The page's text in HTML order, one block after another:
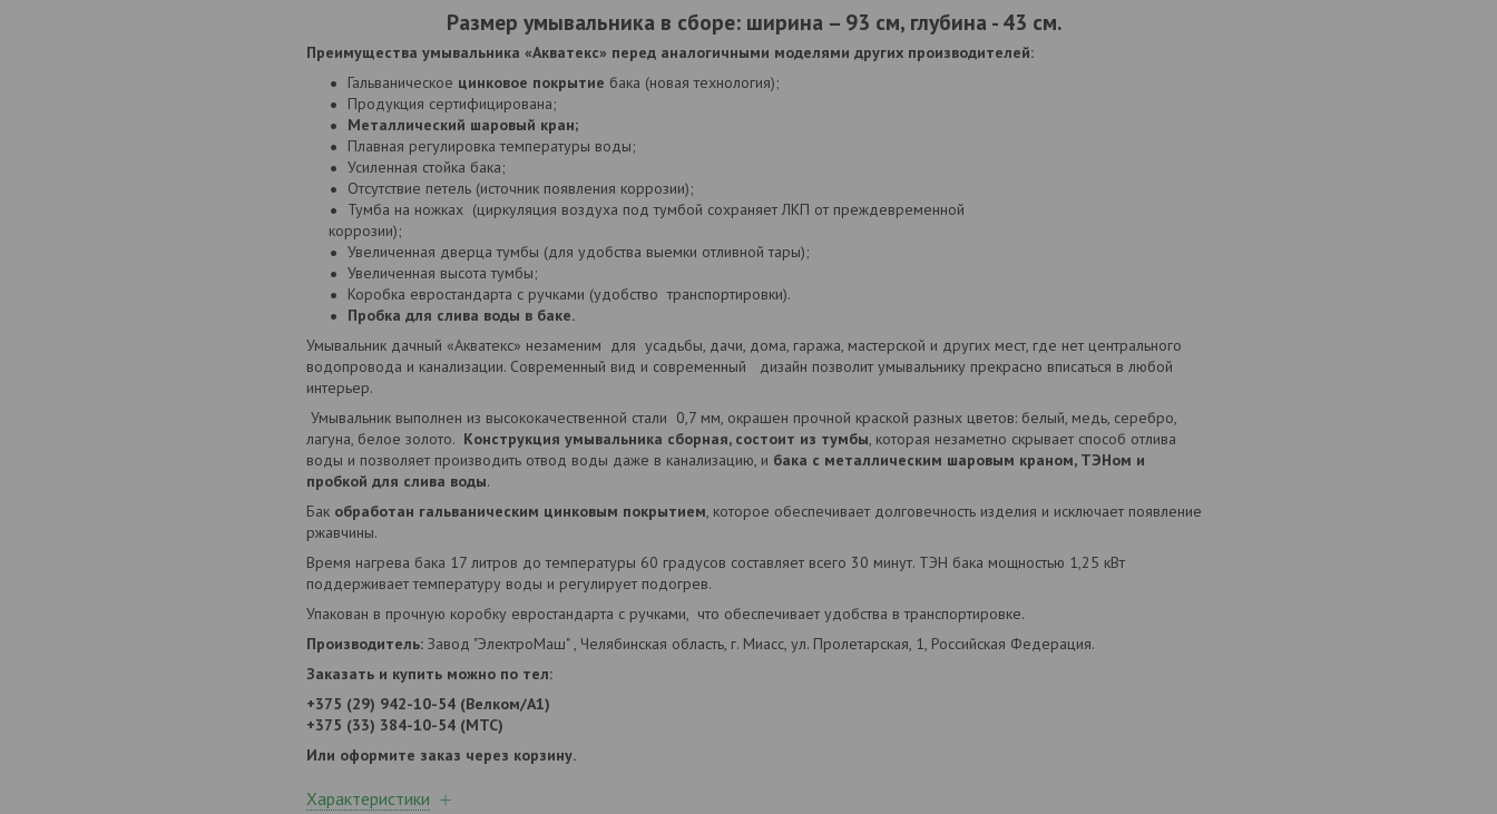
Размер умывальника в сборе: ширина – 93 см, глубина - 43 см.
Преимущества умывальника «Акватекс» перед аналогичными моделями других производителей:
Гальваническое цинковое покрытие бака (новая технология);
Продукция сертифицирована;
Металлический шаровый кран;
Плавная регулировка температуры воды;
Усиленная стойка бака;
Отсутствие петель (источник появления коррозии);
Тумба на ножках (циркуляция воздуха под тумбой сохраняет ЛКП от преждевременной
коррозии);
Увеличенная дверца тумбы (для удобства выемки отливной тары);
Увеличенная высота тумбы;
Коробка евростандарта с ручками (удобство транспортировки).
Пробка для слива воды в баке.
Умывальник дачный «Акватекс» незаменим для усадьбы, дачи, дома, гаража, мастерской и других мест, где нет центрального
водопровода и канализации. Современный вид и современный дизайн позволит умывальнику прекрасно вписаться в любой
интерьер.
Умывальник выполнен из высококачественной стали 0,7 мм, окрашен прочной краской разных цветов: белый, медь, серебро,
лагуна, белое золото. Конструкция умывальника сборная, состоит из тумбы, которая незаметно скрывает способ отлива
воды и позволяет производить отвод воды даже в канализацию, и бака с металлическим шаровым краном, ТЭНом и
пробкой для слива воды.
Бак обработан гальваническим цинковым покрытием, которое обеспечивает долговечность изделия и исключает появление
ржавчины.
Время нагрева бака 17 литров до температуры 60 градусов составляет всего 30 минут. ТЭН бака мощностью 1,25 кВт
поддерживает температуру воды и регулирует подогрев.
Упакован в прочную коробку евростандарта с ручками, что обеспечивает удобства в транспортировке.
Производитель: Завод "ЭлектроМаш" , Челябинская область, г. Миасс, ул. Пролетарская, 1, Российская Федерация.
Заказать и купить можно по тел:
+375 (29) 942-10-54 (Велком/А1)
+375 (33) 384-10-54 (МТС)
Или оформите заказ через корзину.
Характеристики